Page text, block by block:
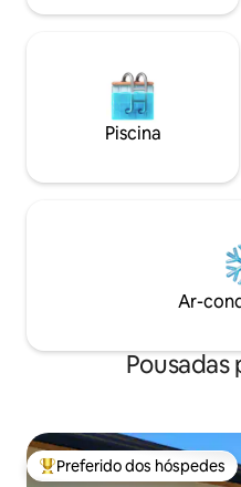
Piscina
Ar-
Pousadas
Entre os melhores
Preferido dos hóspedes